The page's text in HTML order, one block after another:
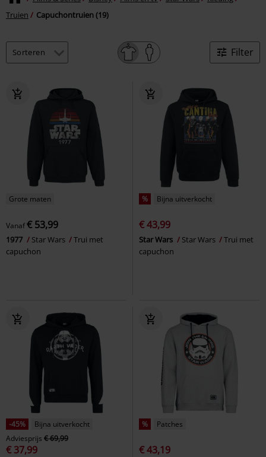
Truien
Capuchontruien (19)
Filter
Grote maten
Vanaf€ 53,99
1977 Star Wars
Trui met
capuchon
% Bijna uitverkocht
€ 43,99
Star Wars Star Wars
Trui met
capuchon
-45%
Bijna uitverkocht
Adviesprijs € 69,99
€ 37,99
% Patches
€ 43,19